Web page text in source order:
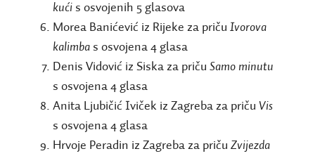
kućis osvojenih 5 glasova
Morea Banićević iz Rijeke za pričuIvorova
kalimba s osvojena 4 glasa
Denis Vidović iz Siska za pričuSamo minutu
s osvojena 4 glasa
Anita Ljubičić Iviček iz Zagreba za pričuVis
s osvojena 4 glasa
Hrvoje Peradin iz Zagreba za pričuZvijezda